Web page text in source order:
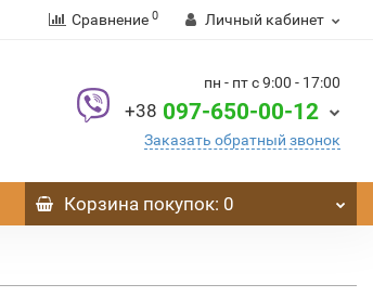
Сравнение 0 Личный кабинет
пн - пт с 9:00 - 17:00
+38 097-650-00-12
Заказать обратный звонок
Корзина покупок: 0